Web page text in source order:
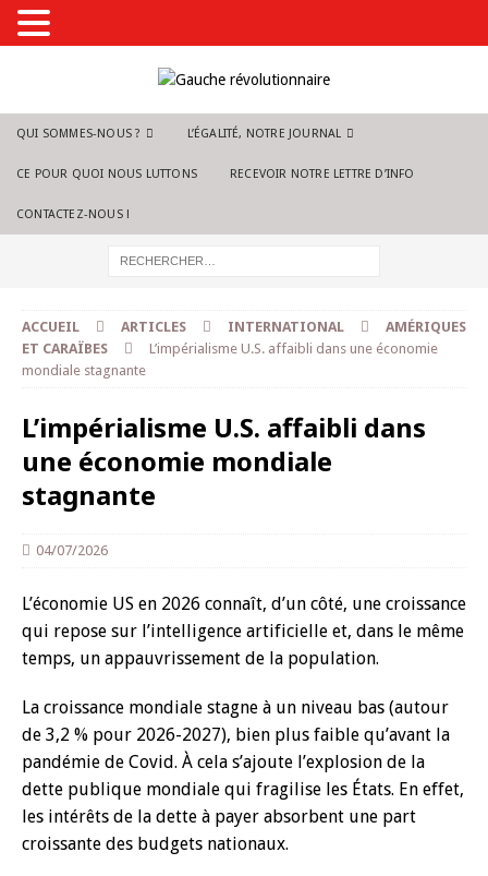
QUI SOMMES-NOUS ? L’ÉGALITÉ, NOTRE JOURNAL
CE POUR QUOI NOUS LUTTONS RECEVOIR NOTRE LETTRE D’INFO
CONTACTEZ-NOUS !
ACCUEIL ARTICLES INTERNATIONAL
AMÉRIQUES
ET CARAÏBES
L’impérialisme U.S. affaibli dans une économie
mondiale stagnante
L’impérialisme U.S. affaibli dans
une économie mondiale
stagnante
04/07/2026
L’économie US en 2026 connaît, d’un côté, une croissance
qui repose sur l’intelligence artificielle et, dans le même
temps, un appauvrissement de la population.
La croissance mondiale stagne à un niveau bas (autour
de 3,2 % pour 2026-2027), bien plus faible qu’avant la
pandémie de Covid. À cela s’ajoute l’explosion de la
dette publique mondiale qui fragilise les États. En effet,
les intérêts de la dette à payer absorbent une part
croissante des budgets nationaux.